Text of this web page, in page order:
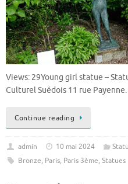
Views: 29Young girl statue –
Culturel Suédois 11 rue Payenne.
Continue reading
admin 10 mai 2024
Bronze, Paris, Paris 3ème, Statues